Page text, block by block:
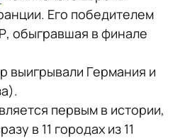
Его победителем
обыгравшая в финале
выигрывали Германия и
первым в истории,
в 11 городах из 11